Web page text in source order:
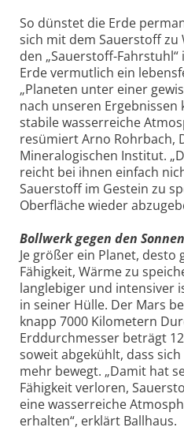
So dünstet die Erde
sich mit dem Sauerstoff zu
den „Sauerstoff-
Erde vermutlich ein
„Planeten unter einer
nach unseren Ergebnissen
stabile wasserreiche
resümiert Arno Rohrbach,
Mineralogischen Institut.
reicht bei ihnen einfach
Sauerstoff im Gestein zu
Oberfläche wieder
Bollwerk gegen den
Je größer ein Planet, desto
Fähigkeit, Wärme zu
langlebiger und intensiver
in seiner Hülle. Der Mars
knapp 7000 Kilometern
Erddurchmesser beträgt
soweit abgekühlt, dass
mehr bewegt. „Damit hat
Fähigkeit verloren,
eine wasserreiche
erhalten“, erklärt Ballhaus.